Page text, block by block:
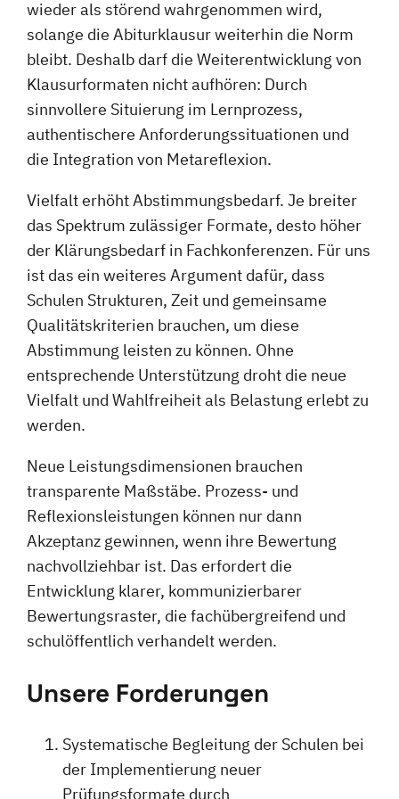
wieder als störend wahrgenommen wird,
solange die Abiturklausur weiterhin die Norm
bleibt. Deshalb darf die Weiterentwicklung von
Klausurformaten nicht aufhören: Durch
sinnvollere Situierung im Lernprozess,
authentischere Anforderungssituationen und
die Integration von Metareflexion.
Vielfalt erhöht Abstimmungsbedarf. Je breiter
das Spektrum zulässiger Formate, desto höher
der Klärungsbedarf in Fachkonferenzen. Für uns
ist das ein weiteres Argument dafür, dass
Schulen Strukturen, Zeit und gemeinsame
Qualitätskriterien brauchen, um diese
Abstimmung leisten zu können. Ohne
entsprechende Unterstützung droht die neue
Vielfalt und Wahlfreiheit als Belastung erlebt zu
werden.
Neue Leistungsdimensionen brauchen
transparente Maßstäbe. Prozess- und
Reflexionsleistungen können nur dann
Akzeptanz gewinnen, wenn ihre Bewertung
nachvollziehbar ist. Das erfordert die
Entwicklung klarer, kommunizierbarer
Bewertungsraster, die fachübergreifend und
schulöffentlich verhandelt werden.
Unsere Forderungen
Systematische Begleitung der Schulen bei
der Implementierung neuer
Prüfungsformate durch